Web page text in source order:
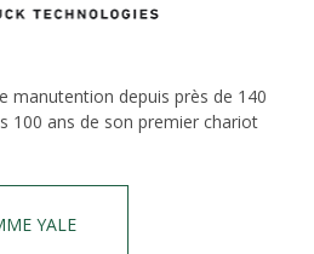
manutention depuis près de 140
100 ans de son premier chariot
YALE